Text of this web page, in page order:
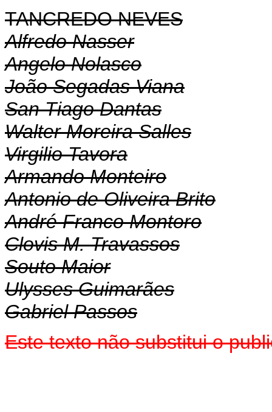
TANCREDO NEVES
Alfredo Nasser
Angelo Nolasco
João Segadas Viana
San Tiago Dantas
Walter Moreira Salles
Virgilio Tavora
Armando Monteiro
Antonio de Oliveira Brito
André Franco Montoro
Clovis M. Travassos
Souto Maior
Ulysses Guimarães
Gabriel Passos
Este texto não substitui o